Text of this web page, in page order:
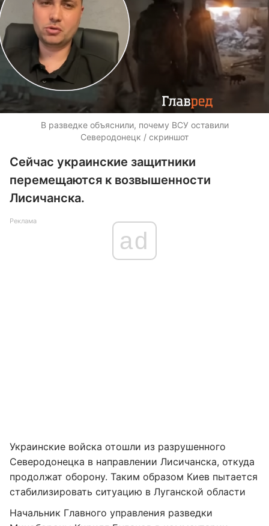
В разведке объяснили, почему ВСУ оставили
Северодонецк / скриншот
Сейчас украинские защитники
перемещаются к возвышенности
Лисичанска.
Реклама
ad
Украинские войска отошли из разрушенного
Северодонецка в направлении Лисичанска, откуда
продолжат оборону. Таким образом Киев пытается
стабилизировать ситуацию в Луганской области
Начальник Главного управления разведки